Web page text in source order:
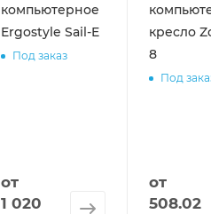
компьютерное
Ergostyle Sail-E
Под заказ
от
1 020
кресло
8
Под
от
508.02